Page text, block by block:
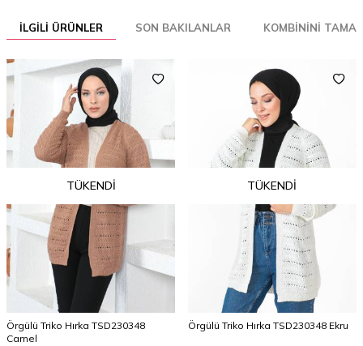
İLGILI ÜRÜNLER SON BAKILANLAR KOMBININI
TÜKENDI
Örgülü Triko Hırka TSD230348
Camel
TÜKENDI
Örgülü Triko Hırka TSD230348 Ekru